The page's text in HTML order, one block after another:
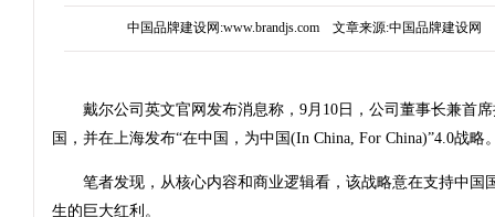
中国品牌建设网:www.brandjs.com 文章来源:中国品牌建设网
戴尔公司英文官网发布消息称，9月10日，公司董事长兼首席
国，并在上海发布“在中国，为中国(In China, For China)”4.0战略
笔者发现，从核心内容和商业逻辑看，该战略意在支持中国
生的巨大红利。